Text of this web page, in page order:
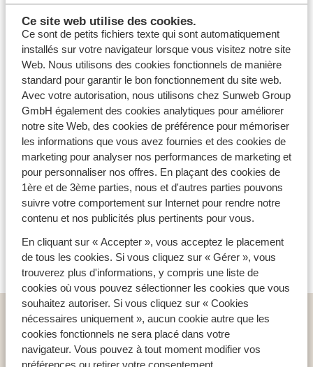
Ce site web utilise des cookies.
Ce sont de petits fichiers texte qui sont automatiquement
installés sur votre navigateur lorsque vous visitez notre site
Web. Nous utilisons des cookies fonctionnels de manière
standard pour garantir le bon fonctionnement du site web.
Avec votre autorisation, nous utilisons chez Sunweb Group
GmbH également des cookies analytiques pour améliorer
notre site Web, des cookies de préférence pour mémoriser
les informations que vous avez fournies et des cookies de
marketing pour analyser nos performances de marketing et
pour personnaliser nos offres. En plaçant des cookies de
1ère et de 3ème parties, nous et d'autres parties pouvons
suivre votre comportement sur Internet pour rendre notre
contenu et nos publicités plus pertinents pour vous.
En cliquant sur « Accepter », vous acceptez le placement
de tous les cookies. Si vous cliquez sur « Gérer », vous
trouverez plus d'informations, y compris une liste de
cookies où vous pouvez sélectionner les cookies que vous
souhaitez autoriser. Si vous cliquez sur « Cookies
nécessaires uniquement », aucun cookie autre que les
cookies fonctionnels ne sera placé dans votre
navigateur. Vous pouvez à tout moment modifier vos
préférences ou retirer votre consentement.
Inscrivez-vous à notre newsletter !
Pour faire le plein d'inspiration pour vos
prochaines vacances, et surtout, recevoir les
meilleures offres du moment...
Je m'inscris
Pays populaires
Espagne
Égypte